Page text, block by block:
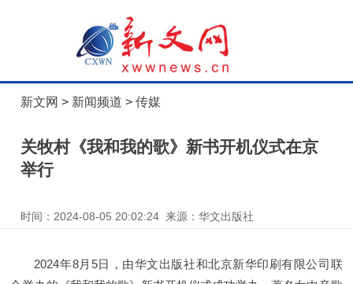
新文网 > 新闻频道 >传媒
关牧村《我和我的歌》新书开机仪式在京
举行
时间：2024-08-05 20:02:24 来源：华文出版社
2024年8月5日，由华文出版社和北京新华印刷有限公司联